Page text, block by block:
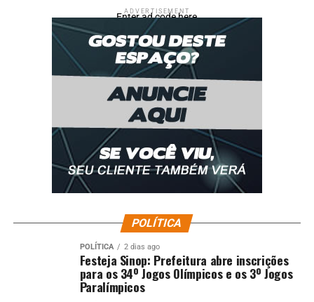
ADVERTISEMENT
Enter ad code here
POLÍTICA
POLÍTICA 2 dias ago
Festeja Sinop: Prefeitura abre inscrições
para os 34º Jogos Olímpicos e os 3º Jogos
Paralímpicos